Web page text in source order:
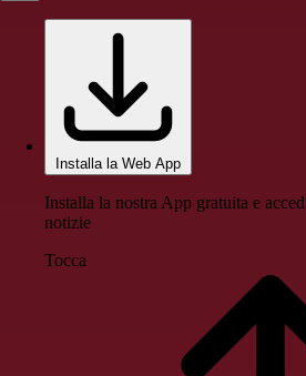
Installa la Web App
Installa la nostra App gratuita e
notizie
Tocca